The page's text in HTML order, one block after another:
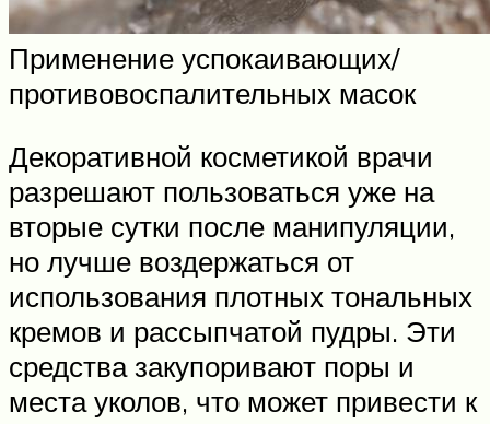
Применение успокаивающих/
противовоспалительных масок
Декоративной косметикой врачи
разрешают пользоваться уже на
вторые сутки после манипуляции,
но лучше воздержаться от
использования плотных тональных
кремов и рассыпчатой пудры. Эти
средства закупоривают поры и
места уколов, что может привести к